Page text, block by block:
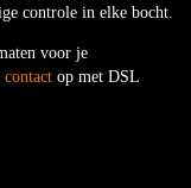
controle in elke bocht.
voor je
contact op met DSL